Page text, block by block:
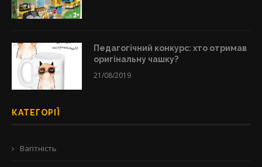
Педагогічний конкурс: хто отримав
оригінальну чашку?
21/08/2019
КАТЕГОРІЇ
Вагітність